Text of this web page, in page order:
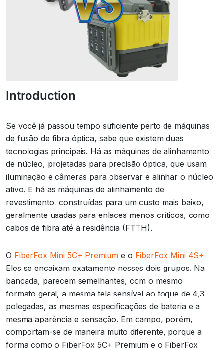
Introduction
Se você já passou tempo suficiente perto de máquinas
de fusão de fibra óptica, sabe que existem duas
tecnologias principais. Há as máquinas de alinhamento
de núcleo, projetadas para precisão óptica, que usam
iluminação e câmeras para observar e alinhar o núcleo
ativo. E há as máquinas de alinhamento de
revestimento, construídas para um custo mais baixo,
geralmente usadas para enlaces menos críticos, como
cabos de fibra até a residência (FTTH).
O FiberFox Mini 5C+ Premium e o FiberFox Mini 4S+
Eles se encaixam exatamente nesses dois grupos. Na
bancada, parecem semelhantes, com o mesmo
formato geral, a mesma tela sensível ao toque de 4,3
polegadas, as mesmas especificações de bateria e a
mesma aparência e sensação. Em campo, porém,
comportam-se de maneira muito diferente, porque a
forma como o FiberFox 5C+ Premium e o FiberFox